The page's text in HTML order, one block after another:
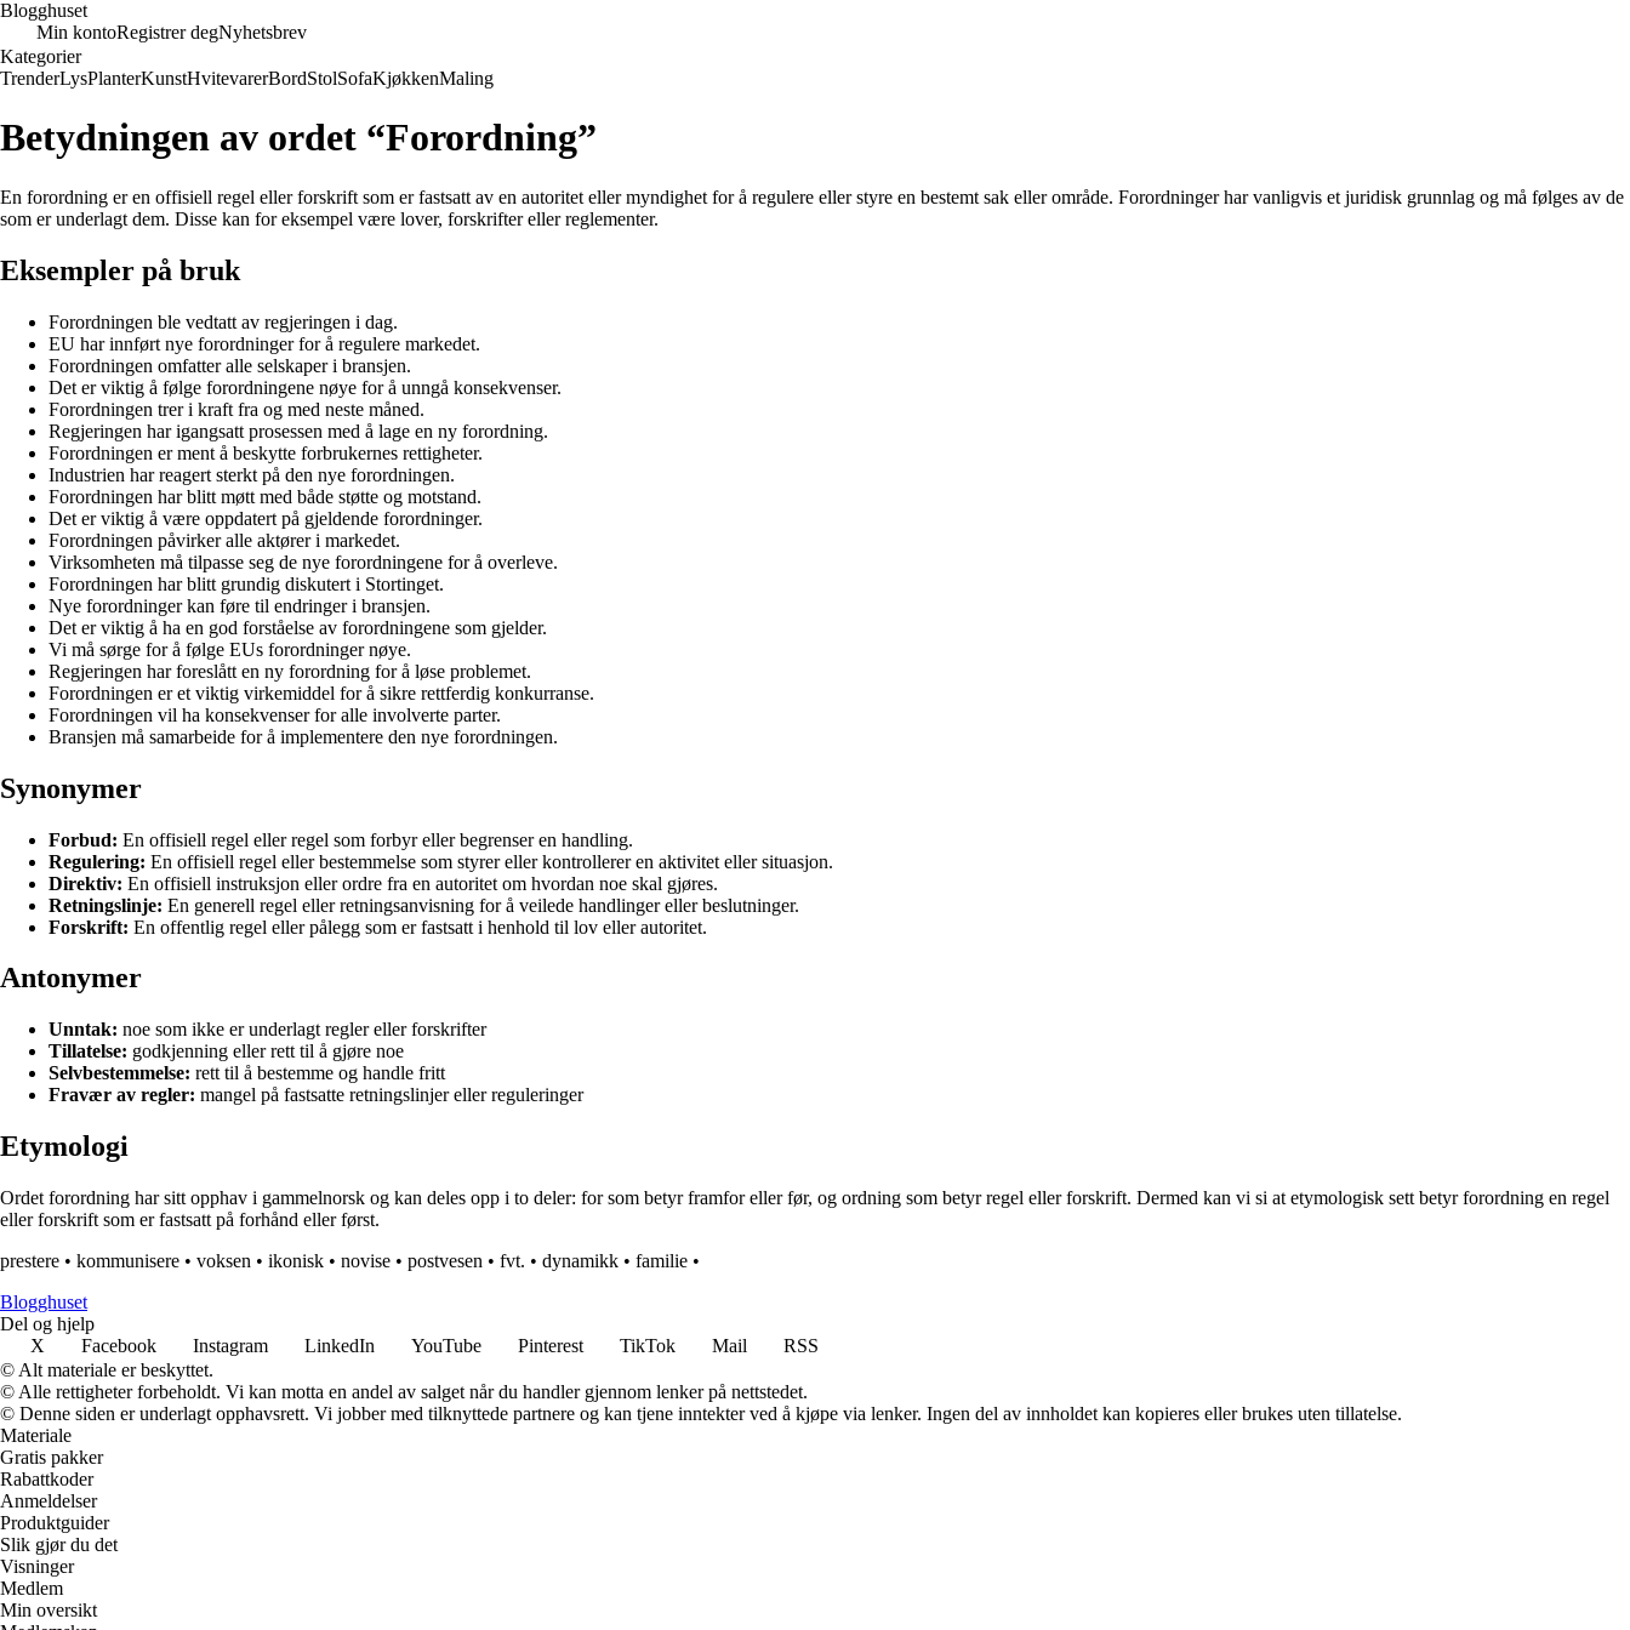
Blogghuset
Min kontoRegistrer degNyhetsbrev
Kategorier
TrenderLysPlanterKunstHvitevarerBordStolSofaKjøkkenMaling
Betydningen av ordet “Forordning”
En forordning er en offisiell regel eller forskrift som er fastsatt av en autoritet eller myndighet for å regulere eller styre en bestemt sak eller område. Forordninger har vanligvis et juridisk grunnlag og må følges av de
som er underlagt dem. Disse kan for eksempel være lover, forskrifter eller reglementer.
Eksempler på bruk
Forordningen ble vedtatt av regjeringen i dag.
EU har innført nye forordninger for å regulere markedet.
Forordningen omfatter alle selskaper i bransjen.
Det er viktig å følge forordningene nøye for å unngå konsekvenser.
Forordningen trer i kraft fra og med neste måned.
Regjeringen har igangsatt prosessen med å lage en ny forordning.
Forordningen er ment å beskytte forbrukernes rettigheter.
Industrien har reagert sterkt på den nye forordningen.
Forordningen har blitt møtt med både støtte og motstand.
Det er viktig å være oppdatert på gjeldende forordninger.
Forordningen påvirker alle aktører i markedet.
Virksomheten må tilpasse seg de nye forordningene for å overleve.
Forordningen har blitt grundig diskutert i Stortinget.
Nye forordninger kan føre til endringer i bransjen.
Det er viktig å ha en god forståelse av forordningene som gjelder.
Vi må sørge for å følge EUs forordninger nøye.
Regjeringen har foreslått en ny forordning for å løse problemet.
Forordningen er et viktig virkemiddel for å sikre rettferdig konkurranse.
Forordningen vil ha konsekvenser for alle involverte parter.
Bransjen må samarbeide for å implementere den nye forordningen.
Synonymer
Forbud: En offisiell regel eller regel som forbyr eller begrenser en handling.
Regulering: En offisiell regel eller bestemmelse som styrer eller kontrollerer en aktivitet eller situasjon.
Direktiv: En offisiell instruksjon eller ordre fra en autoritet om hvordan noe skal gjøres.
Retningslinje: En generell regel eller retningsanvisning for å veilede handlinger eller beslutninger.
Forskrift: En offentlig regel eller pålegg som er fastsatt i henhold til lov eller autoritet.
Antonymer
Unntak: noe som ikke er underlagt regler eller forskrifter
Tillatelse: godkjenning eller rett til å gjøre noe
Selvbestemmelse: rett til å bestemme og handle fritt
Fravær av regler: mangel på fastsatte retningslinjer eller reguleringer
Etymologi
Ordet forordning har sitt opphav i gammelnorsk og kan deles opp i to deler: for som betyr framfor eller før, og ordning som betyr regel eller forskrift. Dermed kan vi si at etymologisk sett betyr forordning en regel
eller forskrift som er fastsatt på forhånd eller først.
prestere • kommunisere • voksen • ikonisk • novise • postvesen • fvt. • dynamikk • familie •
Blogghuset
Del og hjelp
X
Facebook Instagram LinkedIn YouTube Pinterest TikTok Mail
RSS
© Alt materiale er beskyttet.
© Alle rettigheter forbeholdt. Vi kan motta en andel av salget når du handler gjennom lenker på nettstedet.
© Denne siden er underlagt opphavsrett. Vi jobber med tilknyttede partnere og kan tjene inntekter ved å kjøpe via lenker. Ingen del av innholdet kan kopieres eller brukes uten tillatelse.
Materiale
Gratis pakker
Rabattkoder
Anmeldelser
Produktguider
Slik gjør du det
Visninger
Medlem
Min oversikt